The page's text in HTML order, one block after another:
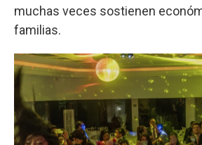
muchas veces sostienen
familias.